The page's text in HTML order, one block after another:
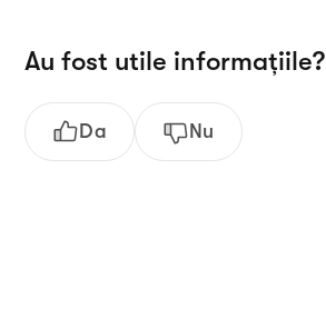
Au fost utile informațiile?
Da Nu